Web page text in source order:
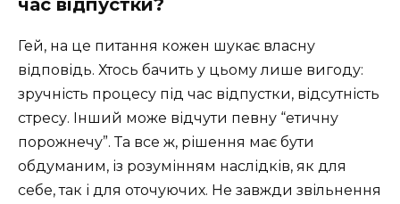
Гей, на це питання кожен шукає власну
відповідь. Хтось бачить у цьому лише вигоду:
зручність процесу під час відпустки, відсутність
стресу. Інший може відчути певну “етичну
порожнечу”. Та все ж, рішення має бути
обдуманим, із розумінням наслідків, як для
себе, так і для оточуючих. Не завжди звільнення